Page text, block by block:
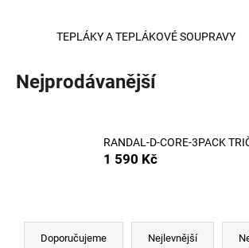
TEPLÁKY A TEPLÁKOVÉ SOUPRAVY
Nejprodávanější
RANDAL-D-CORE-3PACK
1 590 Kč
Ř
Doporučujeme Nejlevnější